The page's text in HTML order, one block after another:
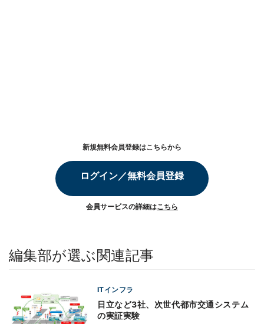
新規無料会員登録はこちらから
ログイン／無料会員登録
会員サービスの詳細はこちら
編集部が選ぶ関連記事
ITインフラ
日立など3社、次世代都市交通システム
の実証実験